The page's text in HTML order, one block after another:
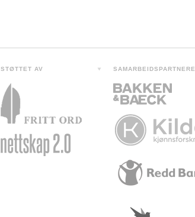
STØTTET AV SAMARBEIDSPARTNERE